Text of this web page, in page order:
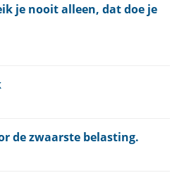
je nooit alleen, dat doe je
de zwaarste belasting.